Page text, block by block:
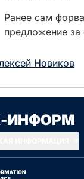
Ранее сам
предложение за
Новиков
Сначала новые
ИНФОРМ